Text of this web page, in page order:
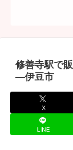
修善寺駅で
―伊豆市
X
LINE